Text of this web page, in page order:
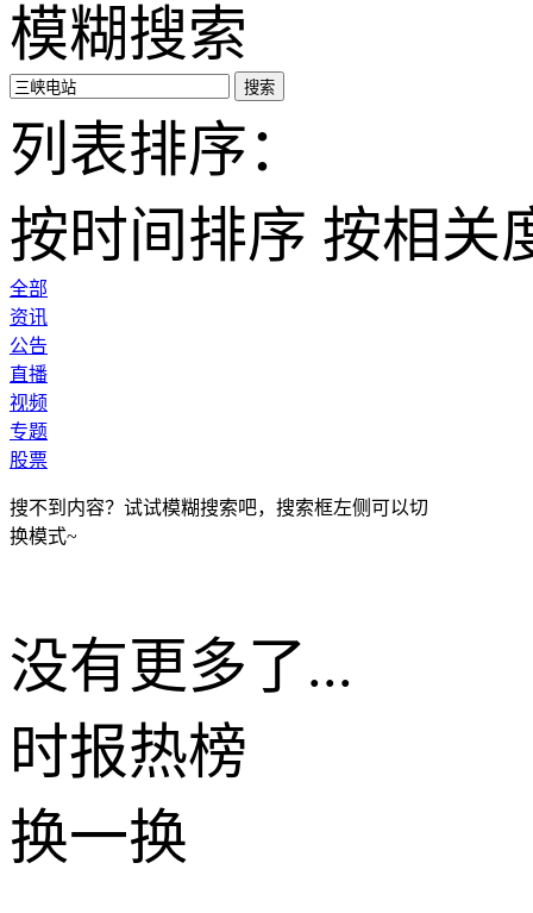
模糊搜索
搜索
列表排序：
按时间排序 按相关
全部
资讯
公告
直播
视频
专题
股票
搜不到内容？试试模糊搜索吧，搜索框左侧可以切
换模式~
没有更多了...
时报热榜
换一换